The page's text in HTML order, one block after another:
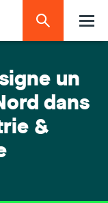
un
dans
&